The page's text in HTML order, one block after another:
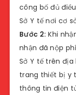
công bố đủ
Sở Y tế nơi cơ
Bước 2: Khi
nhận đã nộp
Sở Y tế trên
trang thiết bị y
thông tin điện